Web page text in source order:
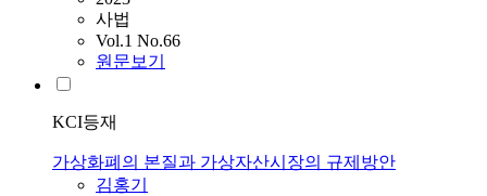
사법
Vol.1 No.66
원문보기
KCI등재
가상화폐의 본질과 가상자산시장의 규제방안
김홍기